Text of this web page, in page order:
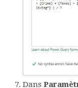
Dans